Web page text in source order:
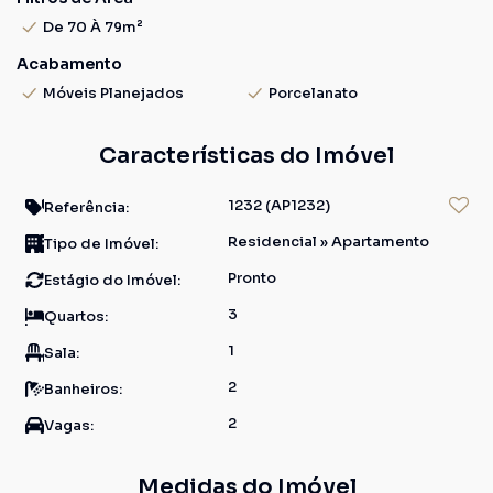
De 70 À 79m²
Acabamento
Móveis Planejados Porcelanato
Características do Imóvel
Referência: 1232 (AP1232)
Tipo de Imóvel: Residencial »Apartamento
Estágio do Imóvel: Pronto
Quartos: 3
Sala: 1
Banheiros: 2
Vagas: 2
Medidas do Imóvel